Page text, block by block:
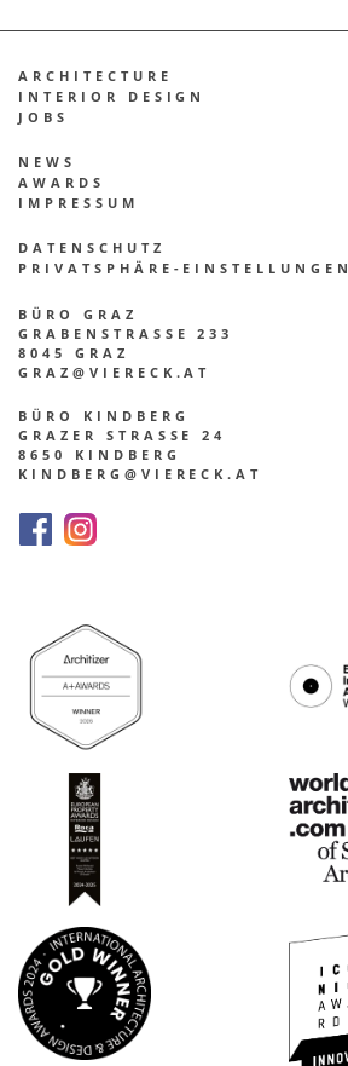
ARCHITECTURE
INTE­RI­OR DESIGN
JOBS
NEWS
AWARDS
IMPRES­SUM
DATEN­SCHUTZ
PRIVATSPHÄRE-EINSTELLUNGEN
BÜRO GRAZ
GRABENSTRASSE 233
8045 GRAZ
GRAZ@VIERECK.AT
BÜRO KINDBERG
GRAZER STRASSE 24
8650 KINDBERG
KINDBERG@VIERECK.AT